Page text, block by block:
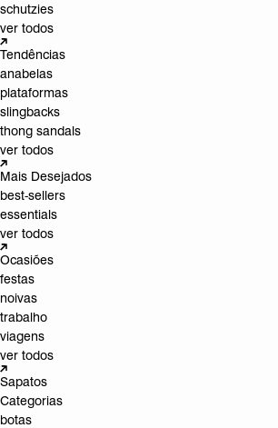
schutzies
ver todos
Tendências
anabelas
plataformas
slingbacks
thong sandals
ver todos
Mais Desejados
best-sellers
essentials
ver todos
Ocasiões
festas
noivas
trabalho
viagens
ver todos
Sapatos
Categorias
botas